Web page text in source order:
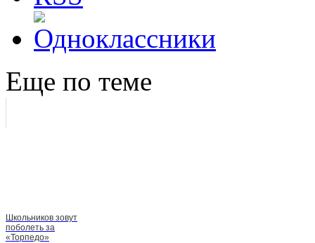
Еще по теме
Школьников зовут
поболеть за
«Торпедо»